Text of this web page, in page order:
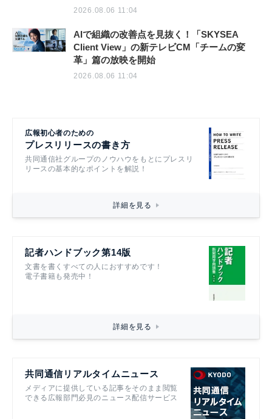
2026.08.06 11:04
AIで組織の改善点を見抜く！「SKYSEA
Client View」の新テレビCM「チームの変
革」篇の放映を開始
2026.08.06 11:04
広報初心者のための
プレスリリースの書き方
共同通信社グループのノウハウをもとにプレスリ
リースの基本的なポイントを解説！
詳細を見る
記者ハンドブック第14版
文書を書くすべての人におすすめです！
電子書籍も発売中！
詳細を見る
共同通信リアルタイムニュース
メディアに提供している記事をそのまま閲覧
できる広報部門必見のニュース配信サービス